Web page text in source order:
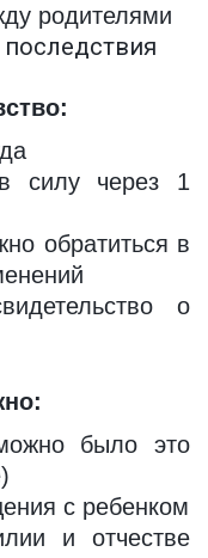
родителями
силу через 1
обратиться в
о
было это
с ребенком
и отчестве